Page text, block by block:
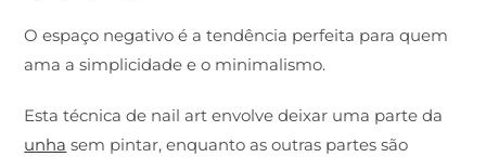
O espaço negativo é a tendência perfeita para quem
ama a simplicidade e o minimalismo.
Esta técnica de nail art envolve deixar uma parte da
unha sem pintar, enquanto as outras partes são